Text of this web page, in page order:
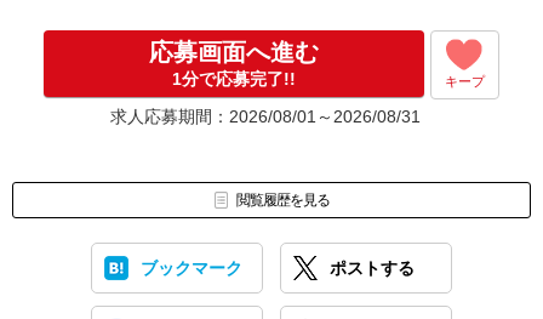
応募画面へ進む
1分で応募完了!! キープ
求人応募期間：2026/08/01～2026/08/31
閲覧履歴を見る
ブックマーク ポストする